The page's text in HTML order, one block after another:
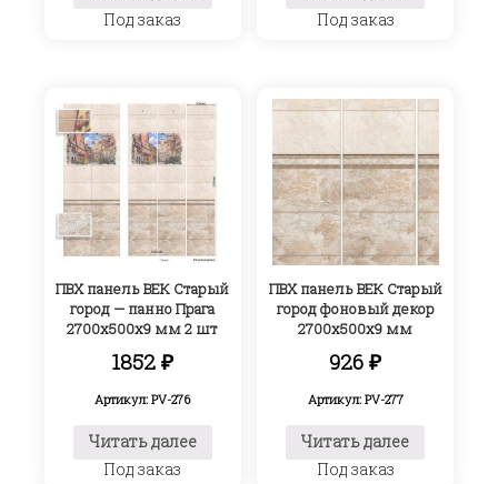
Под заказ
Под заказ
ПВХ панель ВЕК Старый
город — панно Прага
2700х500х9 мм 2 шт
1852₽
Артикул: PV-276
Читать далее
Под заказ
ПВХ панель ВЕК Старый
город фоновый декор
2700х500х9 мм
926₽
Артикул: PV-277
Читать далее
Под заказ